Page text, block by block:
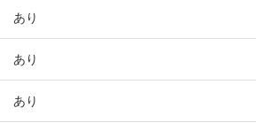
あり
あり
あり